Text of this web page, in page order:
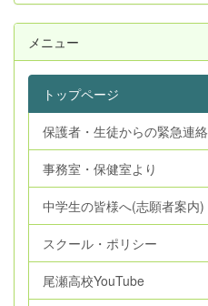
メニュー
トップページ
保護者・生徒からの緊急連絡
事務室・保健室より
中学生の皆様へ(志願者案内)
スクール・ポリシー
尾瀬高校YouTube